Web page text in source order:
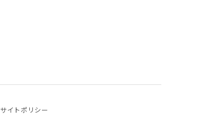
サイトポリシー